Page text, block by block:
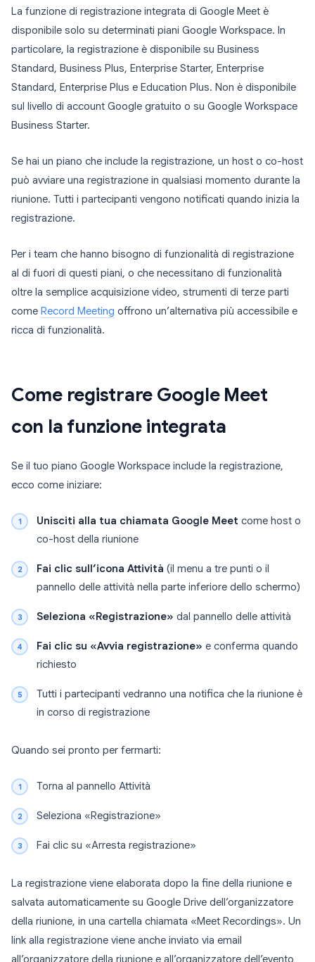
La funzione di registrazione integrata di Google Meet è
disponibile solo su determinati piani Google Workspace. In
particolare, la registrazione è disponibile su Business
Standard, Business Plus, Enterprise Starter, Enterprise
Standard, Enterprise Plus e Education Plus. Non è disponibile
sul livello di account Google gratuito o su Google Workspace
Business Starter.
Se hai un piano che include la registrazione, un host o co-host
può avviare una registrazione in qualsiasi momento durante la
riunione. Tutti i partecipanti vengono notificati quando inizia la
registrazione.
Per i team che hanno bisogno di funzionalità di registrazione
al di fuori di questi piani, o che necessitano di funzionalità
oltre la semplice acquisizione video, strumenti di terze parti
come Record Meeting offrono un’alternativa più accessibile e
ricca di funzionalità.
Come registrare Google Meet
con la funzione integrata
Se il tuo piano Google Workspace include la registrazione,
ecco come iniziare:
Unisciti alla tua chiamata Google Meet come host o
co-host della riunione
Fai clic sull’icona Attività (il menu a tre punti o il
pannello delle attività nella parte inferiore dello schermo)
Seleziona «Registrazione» dal pannello delle attività
Fai clic su «Avvia registrazione» e conferma quando
richiesto
Tutti i partecipanti vedranno una notifica che la riunione è
in corso di registrazione
Quando sei pronto per fermarti:
Torna al pannello Attività
Seleziona «Registrazione»
Fai clic su «Arresta registrazione»
La registrazione viene elaborata dopo la fine della riunione e
salvata automaticamente su Google Drive dell’organizzatore
della riunione, in una cartella chiamata «Meet Recordings». Un
link alla registrazione viene anche inviato via email
all’organizzatore della riunione e all’organizzatore dell’evento